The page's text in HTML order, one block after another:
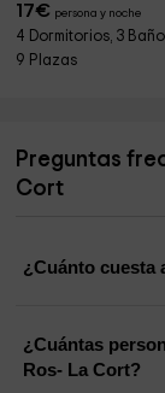
17€ persona y noche
4 Dormitorios, 3
9 Plazas
Preguntas
Cort
¿Cuánto cuesta
¿Cuántas
Ros- La Cort?